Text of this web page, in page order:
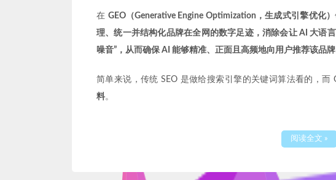
在 GEO（Generative Engine Optimization，生成式引擎优化）
理、统一并结构化品牌在全网的数字足迹，消除会让 AI 大语
噪音”，从而确保 AI 能够精准、正面且高频地向用户推荐该品牌
简单来说，传统 SEO 是做给搜索引擎的关键词算法看的，而
料。
阅读全文 »